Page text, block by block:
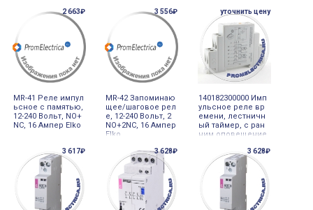
ие 12В, NRL709E-1
2D-12V NCR
2 663₽
MR-41 Реле импул
ьсное с памятью,
12-240 Вольт, NO+
NC, 16 Ампер Elko
3 556₽
MR-42 Запоминаю
щее/шаговое рел
е, 12-240 Вольт, 2
NO+2NC, 16 Ампер
Elko
уточнить цену
140182300000 Имп
ульсное реле вр
емени, лестничн
ый таймер, с ран
ним оповещение
05-20 мин, 230 Вол
ьт, 16 Ампер, 1401
82300000 Finder
3 617₽ 3 628₽ 3 628₽